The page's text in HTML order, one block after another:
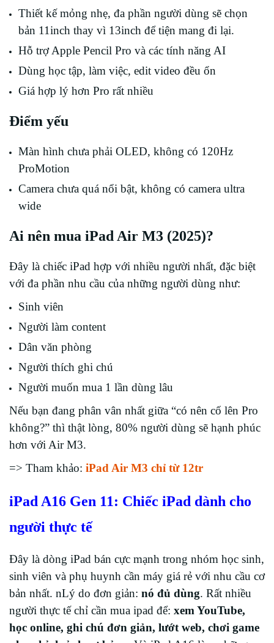
Thiết kế mỏng nhẹ, đa phần người dùng sẽ chọn
bản 11inch thay vì 13inch để tiện mang đi lại.
Hỗ trợ Apple Pencil Pro và các tính năng AI
Dùng học tập, làm việc, edit video đều ổn
Giá hợp lý hơn Pro rất nhiều
Điểm yếu
Màn hình chưa phải OLED, không có 120Hz
ProMotion
Camera chưa quá nổi bật, không có camera ultra
wide
Ai nên mua iPad Air M3 (2025)?
Đây là chiếc iPad hợp với nhiều người nhất, đặc biệt
với đa phần nhu cầu của những người dùng như:
Sinh viên
Người làm content
Dân văn phòng
Người thích ghi chú
Người muốn mua 1 lần dùng lâu
Nếu bạn đang phân vân nhất giữa “có nên cố lên Pro
không?” thì thật lòng, 80% người dùng sẽ hạnh phúc
hơn với Air M3.
=> Tham khảo: iPad Air M3 chỉ từ 12tr
iPad A16 Gen 11: Chiếc iPad dành cho
người thực tế
Đây là dòng iPad bán cực mạnh trong nhóm học sinh,
sinh viên và phụ huynh cần máy giá rẻ với nhu cầu cơ
bản nhất. nLý do đơn giản: nó đủ dùng. Rất nhiều
người thực tế chỉ cần mua ipad để: xem YouTube,
học online, ghi chú đơn giản, lướt web, chơi game